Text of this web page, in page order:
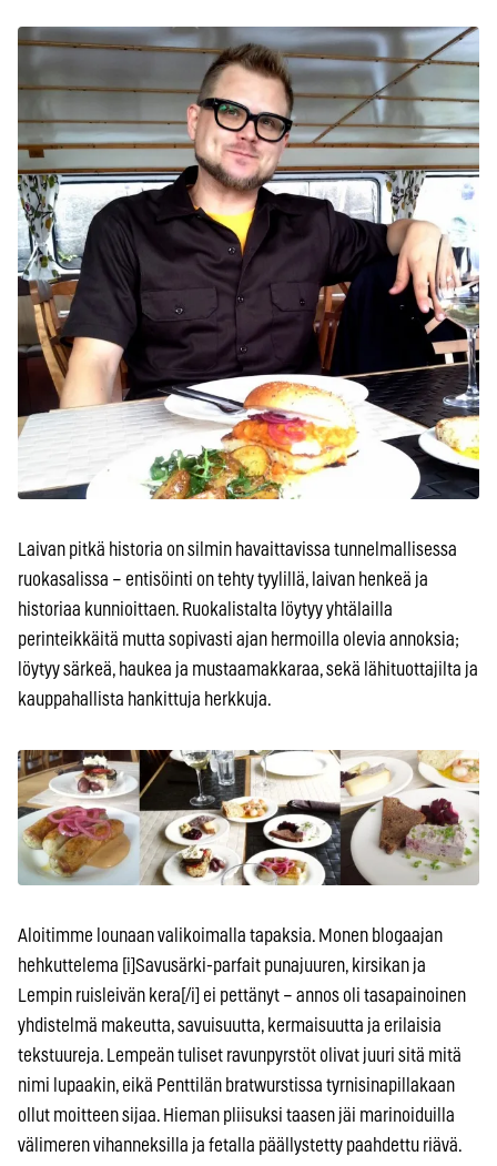
Laivan pitkä historia on silmin havaittavissa tunnelmallisessa
ruokasalissa – entisöinti on tehty tyylillä, laivan henkeä ja
historiaa kunnioittaen. Ruokalistalta löytyy yhtälailla
perinteikkäitä mutta sopivasti ajan hermoilla olevia annoksia;
löytyy särkeä, haukea ja mustaamakkaraa, sekä lähituottajilta ja
kauppahallista hankittuja herkkuja.
Aloitimme lounaan valikoimalla tapaksia. Monen blogaajan
hehkuttelema [i]Savusärki-parfait punajuuren, kirsikan ja
Lempin ruisleivän kera[/i] ei pettänyt – annos oli tasapainoinen
yhdistelmä makeutta, savuisuutta, kermaisuutta ja erilaisia
tekstuureja. Lempeän tuliset ravunpyrstöt olivat juuri sitä mitä
nimi lupaakin, eikä Penttilän bratwurstissa tyrnisinapillakaan
ollut moitteen sijaa. Hieman pliisuksi taasen jäi marinoiduilla
välimeren vihanneksilla ja fetalla päällystetty paahdettu riävä.